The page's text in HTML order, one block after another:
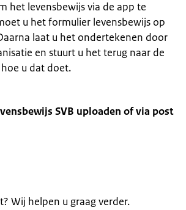
het levensbewijs via de app te
u het formulier levensbewijs op
laat u het ondertekenen door
en stuurt u het terug naar de
hoe u dat doet.
SVB uploaden of via post
Wij helpen u graag verder.